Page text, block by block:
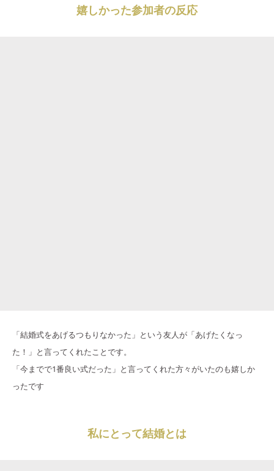
嬉しかった参加者の反応
「結婚式をあげるつもりなかった」という友人が「あげたくなっ
た！」と言ってくれたことです。
「今までで1番良い式だった」と言ってくれた方々がいたのも嬉しか
ったです
私にとって結婚とは